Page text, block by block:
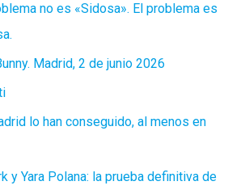
no es «Sidosa». El problema es
Madrid, 2 de junio 2026
lo han conseguido, al menos en
y Yara Polana: la prueba definitiva de